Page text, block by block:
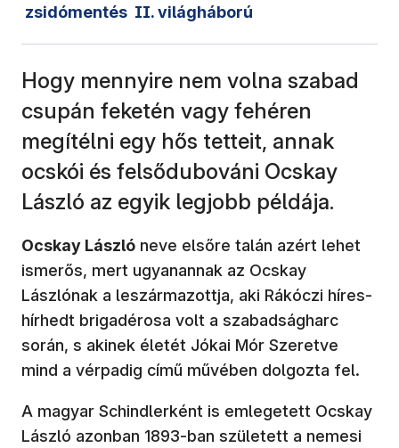
zsidómentés II. világháború
Hogy mennyire nem volna szabad
csupán feketén vagy fehéren
megítélni egy hős tetteit, annak
ocskói és felsődubováni Ocskay
László az egyik legjobb példája.
Ocskay László neve elsőre talán azért lehet
ismerős, mert ugyanannak az Ocskay
Lászlónak a leszármazottja, aki Rákóczi híres-
hírhedt brigadérosa volt a szabadságharc
során, s akinek életét Jókai Mór Szeretve
mind a vérpadig című művében dolgozta fel.
A magyar Schindlerként is emlegetett Ocskay
László azonban 1893-ban született a nemesi